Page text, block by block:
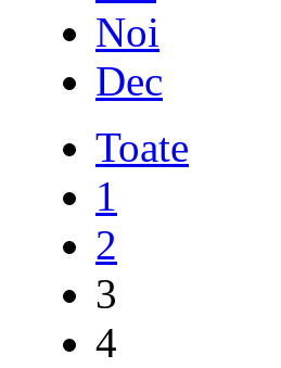
Noi
Dec
Toate
1
2
3
4